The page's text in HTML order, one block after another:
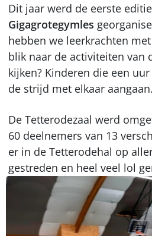
Dit jaar werd de eerste
Gigagrotegymles
hebben we leerkrachten
blik naar de activiteiten van
kijken? Kinderen die een
de strijd met elkaar
De Tetterodezaal werd
60 deelnemers van 13
er in de Tetterodehal op
gestreden en heel veel lol